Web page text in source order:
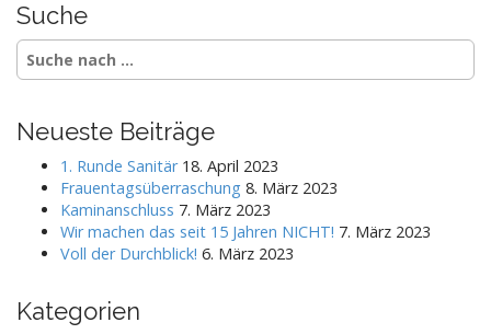
Suche
S
e
c
Neueste Beiträge
1. Runde Sanitär 18. April 2023
Frauentagsüberraschung 8. März 2023
Kaminanschluss 7. März 2023
Wir machen das seit 15 Jahren NICHT! 7. März 2023
Voll der Durchblick! 6. März 2023
Kategorien